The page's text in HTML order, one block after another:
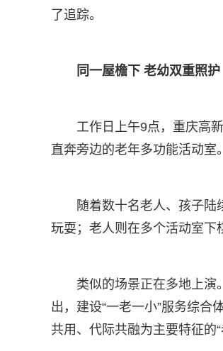
了追踪。
同一屋檐下 老幼双重照护
工作日上午9点，重庆高
直奔旁边的老年多功能活动室
随着数十名老人、孩子陆
玩耍；老人则在多个活动室
类似的场景正在多地上演
出，建设“一老一小”服务综
共用、代际共融为主要特征的“